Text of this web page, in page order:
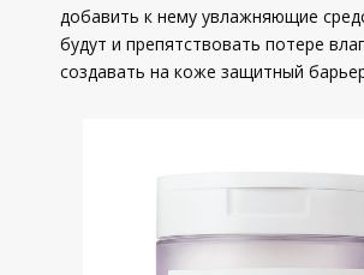
добавить к нему увлажняющие
будут и препятствовать потере
создавать на коже защитный